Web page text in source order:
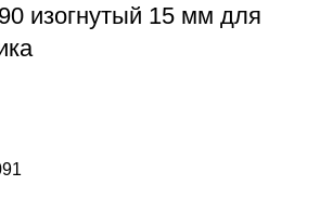
изогнутый 15 мм для